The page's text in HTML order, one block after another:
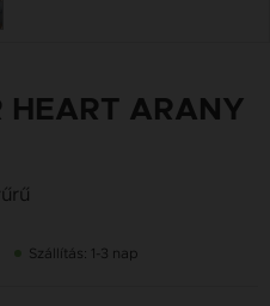
HEART ARANY
Szállítás: 1-3 nap